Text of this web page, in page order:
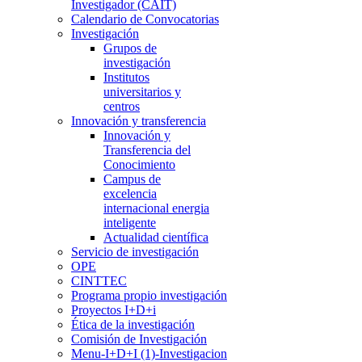
Investigador (CAIT)
Calendario de Convocatorias
Investigación
Grupos de
investigación
Institutos
universitarios y
centros
Innovación y transferencia
Innovación y
Transferencia del
Conocimiento
Campus de
excelencia
internacional energia
inteligente
Actualidad científica
Servicio de investigación
OPE
CINTTEC
Programa propio investigación
Proyectos I+D+i
Ética de la investigación
Comisión de Investigación
Menu-I+D+I (1)-Investigacion